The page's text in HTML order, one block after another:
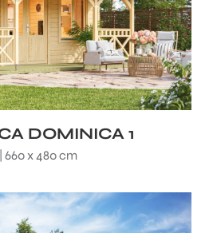
DOMINICA 1
660 x 480 cm